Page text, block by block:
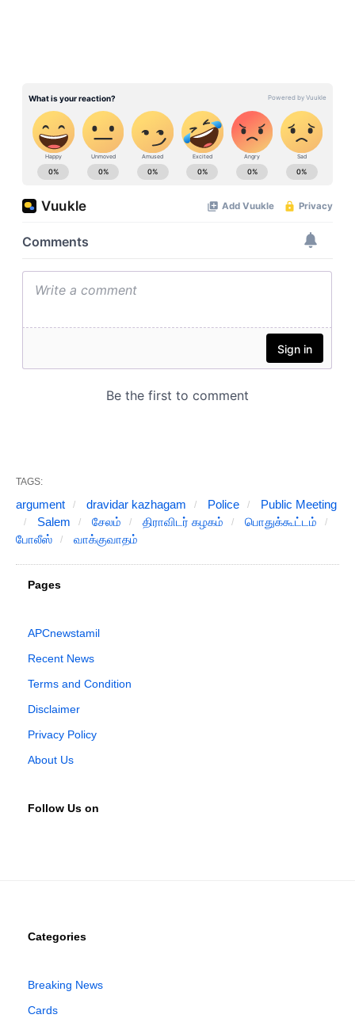
TAGS:
argument dravidar kazhagam Police
Public Meeting
Salem
சேலம் திராவிடர் கழகம்
பொதுக்கூட்டம்
போலீஸ்
வாக்குவாதம்
Pages
APCnewstamil
Recent News
Terms and Condition
Disclaimer
Privacy Policy
About Us
Follow Us on
Categories
Breaking News
Cards